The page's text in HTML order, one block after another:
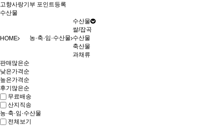
고향사랑기부 포인트등록
수산물
HOME 농·축·임·수산물
수산물
쌀/잡곡
수산물
축산물
과채류
판매많은순
낮은가격순
높은가격순
후기많은순
무료배송
산지직송
농·축·임·수산물
전체보기